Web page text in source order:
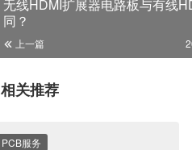
无线HDMI扩展器电路板与有线
同？
上一篇
相关推荐
PCB服务